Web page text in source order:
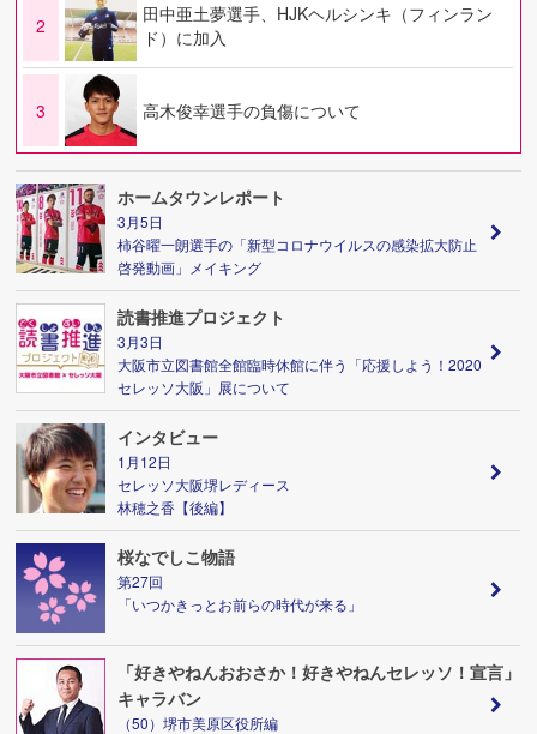
2
田中亜土夢選手、HJKヘルシンキ（フィンラン
ド）に加入
3 高木俊幸選手の負傷について
ホームタウンレポート
3月5日
柿谷曜一朗選手の「新型コロナウイルスの感染拡大防止
啓発動画」メイキング
読書推進プロジェクト
3月3日
大阪市立図書館全館臨時休館に伴う「応援しよう！2020
セレッソ大阪」展について
インタビュー
1月12日
セレッソ大阪堺レディース
林穂之香【後編】
桜なでしこ物語
第27回
「いつかきっとお前らの時代が来る」
「好きやねんおおさか！好きやねんセレッソ！宣言」
キャラバン
（50）堺市美原区役所編